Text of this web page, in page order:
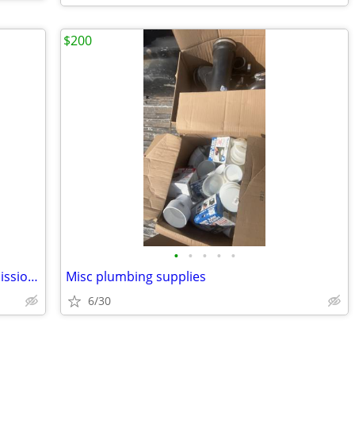
Simpson Strong-Tie outdoor accents, mission collection
• • • • •
Misc plumbing supplies
6/30
$200